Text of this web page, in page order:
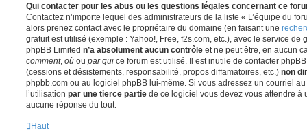
Qui contacter pour les abus ou les questions légales concernant ce
Contactez n’importe lequel des administrateurs de la liste « L’équipe du
alors prenez contact avec le propriétaire du domaine (en faisant une
gratuit est utilisé (exemple : Yahoo!, Free, f2s.com, etc.), avec le service de
phpBB Limited n’a absolument aucun contrôle et ne peut être, en aucun
comment, où ou par qui ce forum est utilisé. Il est inutile de contacter
(cessions et désistements, responsabilité, propos diffamatoires, etc.) non
phpbb.com ou au logiciel phpBB lui-même. Si vous adressez un courriel
l’utilisation par une tierce partie de ce logiciel vous devez vous attendre à
aucune réponse du tout.
Haut